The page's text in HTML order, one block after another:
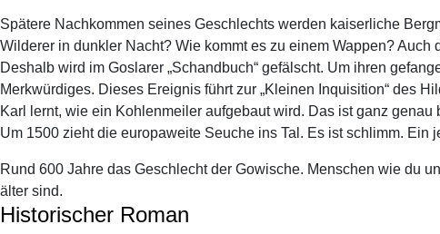
Spätere Nachkommen seines Geschlechts werden kaiserliche
Wilderer in dunkler Nacht? Wie kommt es zu einem Wappen?
Deshalb wird im Goslarer „Schandbuch“ gefälscht. Um ihren
Merkwürdiges. Dieses Ereignis führt zur „Kleinen Inquisition“ des
Karl lernt, wie ein Kohlenmeiler aufgebaut wird. Das ist ganz genau
Um 1500 zieht die europaweite Seuche ins Tal. Es ist schlimm.
Rund 600 Jahre das Geschlecht der Gowische. Menschen wie du
älter sind.
Historischer Roman